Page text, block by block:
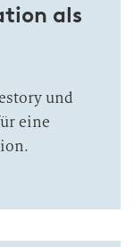
als
und
eine